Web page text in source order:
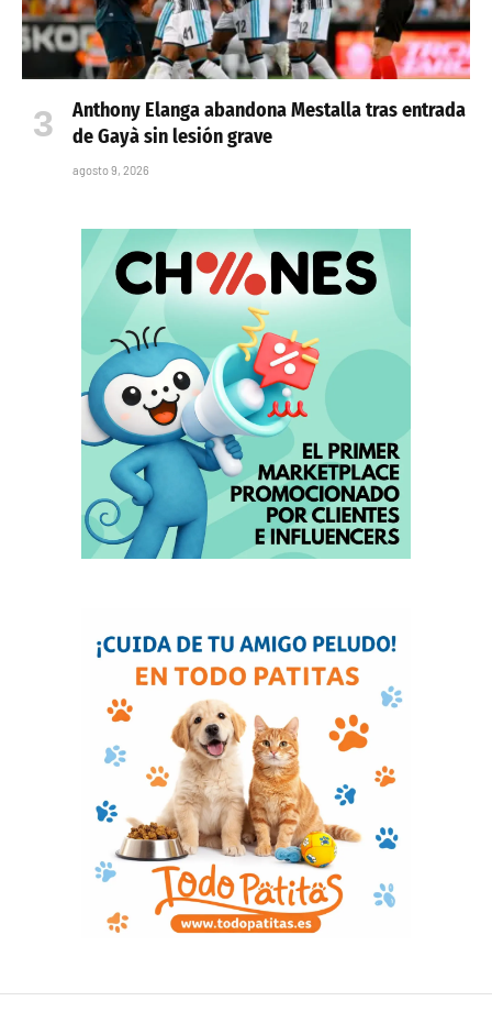
Anthony Elanga abandona Mestalla tras entrada
de Gayà sin lesión grave
agosto 9, 2026